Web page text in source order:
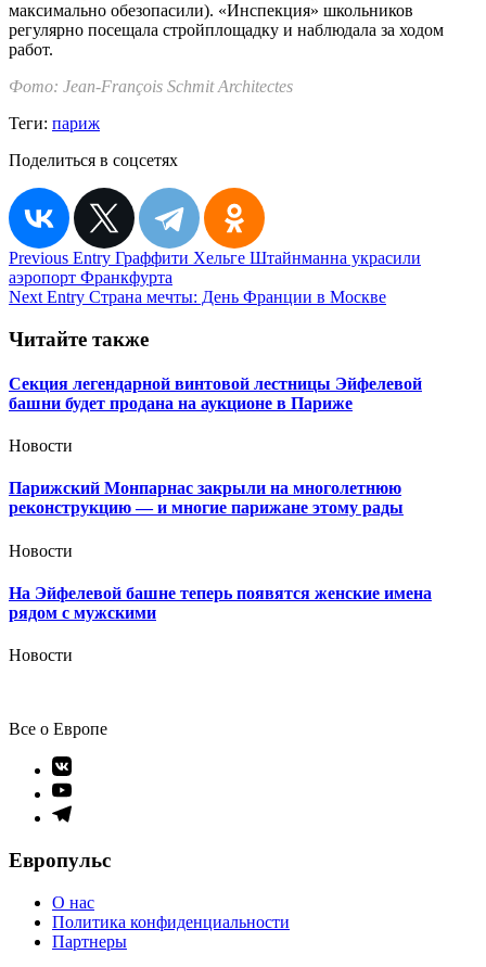
максимально обезопасили). «Инспекция» школьников
регулярно посещала стройплощадку и наблюдала за ходом
работ.
Фото: Jean-François Schmit Architectes
Теги: париж
Поделиться в соцсетях
Навигация
по
Previous Entry Граффити Хельге Штайнманна украсили
аэропорт Франкфурта
Next Entry Страна мечты: День Франции в Москве
Читайте также
Секция легендарной винтовой лестницы Эйфелевой
башни будет продана на аукционе в Париже
Новости
Парижский Монпарнас закрыли на многолетнюю
реконструкцию — и многие парижане этому рады
Новости
На Эйфелевой башне теперь появятся женские имена
рядом с мужскими
Новости
Все о Европе
Элемент
меню
Элемент
меню
Элемент
Европульс
О нас
Политика конфиденциальности
Партнеры